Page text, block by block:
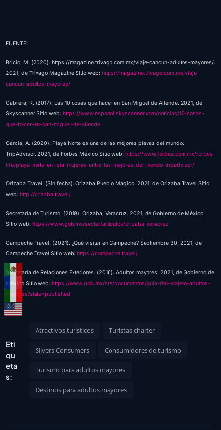
FUENTE:
Bricio, M. (2020). https://magazine.trivago.com.mx/viaje-cancun-adultos-mayores/.
2021, de Trivago Magazine Sitio web: https://magazine.trivago.com.mx/viaje-
cancun-adultos-mayores/
Cabrera, R. (2017). Las 10 cosas que hacer en San Miguel de Allende. 2021, de
Skyscanner Sitio web: https://www.espanol.skyscanner.com/noticias/10-cosas-
que-hacer-en-san-miguel-de-allende
García, A. (2020). Playa Norte es una de las mejores playas del mundo:
TripAdvisor. 2021, de Forbes México Sitio web: https://www.forbes.com.mx/forbes-
life/playa-norte-en-isla-mujeres-entre-las-mejores-del-mundo-tripadvisor/
Orizaba Travel. (Sin fecha). Orizaba Pueblo Mágico. 2021, de Orizaba Travel Sitio
web: http://orizaba.travel/
Secretaría de Turismo. (2019). Orizaba, Veracruz. 2021, de Gobierno de México
Sitio web: https://www.gob.mx/sectur/articulos/orizaba-veracruz
Campeche Travel. (2021). ¿Qué visitar en Campeche? Septiembre 30, 2021, de
Campeche Travel Sitio web: https://campeche.travel/
Secretaría de Relaciones Exteriores. (2016). Adultos mayores. 2021, de Gobierno de
México Sitio web: https://www.gob.mx/sre/documentos/guia-del-viajero-adultos-
mayores?state=published
Eti
qu
eta
s:
Atractivos turísticos Turistas charter
Silvers Consumers Consumidores de turismo
Turismo para adultos mayores
Destinos para adultos mayores